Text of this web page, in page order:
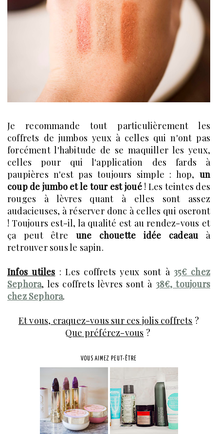
Je recommande tout particulièrement les
coffrets de jumbos yeux à celles qui n'ont pas
forcément l'habitude de se maquiller les yeux,
celles pour qui l'application des fards à
paupières n'est pas toujours simple : hop, un
coup de jumbo et le tour est joué! Les teintes des
rouges à lèvres quant à elles sont assez
audacieuses, à réserver donc à celles qui oseront
! Toujours est-il, la qualité est au rendez-vous et
ça peut être une chouette idée cadeau à
retrouver sous le sapin.
Infos utiles : Les coffrets yeux sont à 35€ chez
Sephora, les coffrets lèvres sont à 38€, toujours
chez Sephora.
Et vous, craquez-vous sur ces jolis coffrets ?
Que préférez-vous ?
VOUS AIMEZ PEUT-ÊTRE